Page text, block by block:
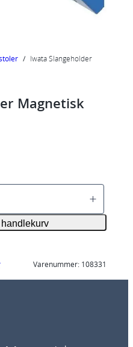
/ Iwata Slangeholder
Magnetisk
handlekurv
Varenummer: 108331